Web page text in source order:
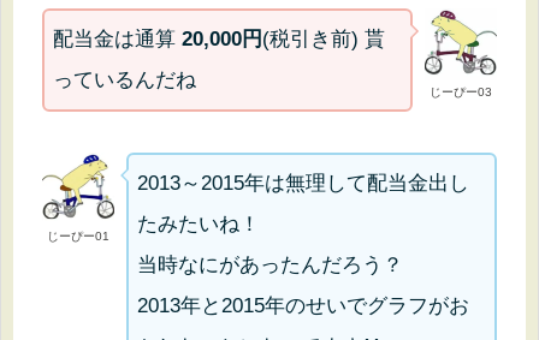
じーぴー03
配当金は通算 20,000円 (税引き前) 貰
っているんだね
じーぴー01
2013～2015年は無理して配当金出し
たみたいね！
当時なにがあったんだろう？
2013年と2015年のせいでグラフがお